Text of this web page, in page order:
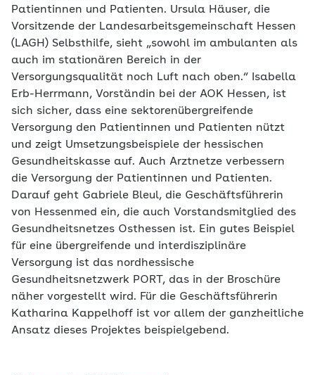
Patientinnen und Patienten. Ursula Häuser, die
Vorsitzende der Landesarbeitsgemeinschaft Hessen
(LAGH) Selbsthilfe, sieht „sowohl im ambulanten als
auch im stationären Bereich in der
Versorgungsqualität noch Luft nach oben.“ Isabella
Erb-Herrmann, Vorständin bei der AOK Hessen, ist
sich sicher, dass eine sektorenübergreifende
Versorgung den Patientinnen und Patienten nützt
und zeigt Umsetzungsbeispiele der hessischen
Gesundheitskasse auf. Auch Arztnetze verbessern
die Versorgung der Patientinnen und Patienten.
Darauf geht Gabriele Bleul, die Geschäftsführerin
von Hessenmed ein, die auch Vorstandsmitglied des
Gesundheitsnetzes Osthessen ist. Ein gutes Beispiel
für eine übergreifende und interdisziplinäre
Versorgung ist das nordhessische
Gesundheitsnetzwerk PORT, das in der Broschüre
näher vorgestellt wird. Für die Geschäftsführerin
Katharina Kappelhoff ist vor allem der ganzheitliche
Ansatz dieses Projektes beispielgebend.